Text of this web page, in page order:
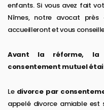
enfants. Si vous avez fait
Nîmes, notre avocat près
accueilleront et vous
Avant la réforme, la
consentement mutuel
Le divorce par
appelé divorce amiable